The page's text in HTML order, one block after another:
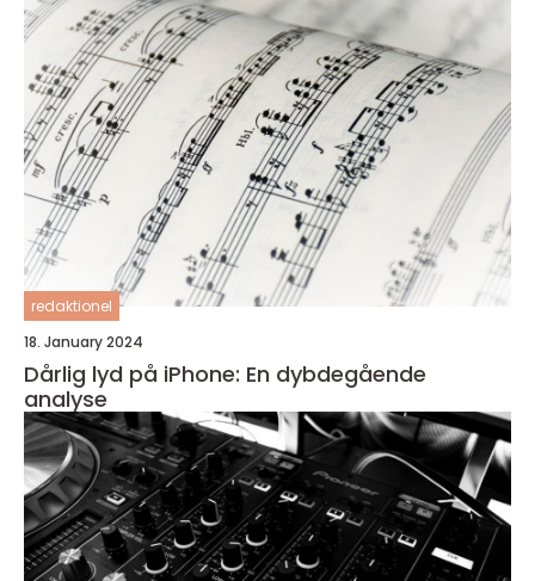
redaktionel
18. January 2024
Dårlig lyd på iPhone: En dybdegående
analyse